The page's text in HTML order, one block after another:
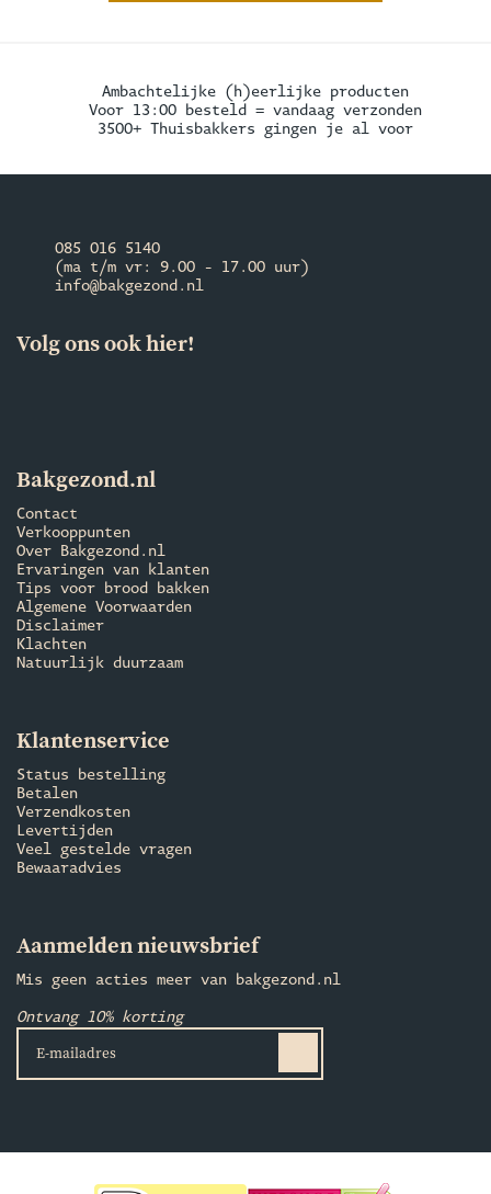
Ambachtelijke (h)eerlijke producten
Voor 13:00 besteld = vandaag verzonden
3500+ Thuisbakkers gingen je al voor
085 016 5140
(ma t/m vr: 9.00 - 17.00 uur)
info@bakgezond.nl
Volg ons ook hier!
Bakgezond.nl
Contact
Verkooppunten
Over Bakgezond.nl
Ervaringen van klanten
Tips voor brood bakken
Algemene Voorwaarden
Disclaimer
Klachten
Natuurlijk duurzaam
Klantenservice
Status bestelling
Betalen
Verzendkosten
Levertijden
Veel gestelde vragen
Bewaaradvies
Aanmelden nieuwsbrief
Mis geen acties meer van bakgezond.nl
Ontvang 10% korting